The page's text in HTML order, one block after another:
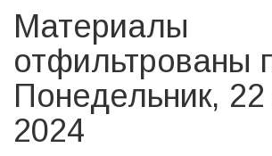
Материалы
отфильтрованы
Понедельник, 22
2024